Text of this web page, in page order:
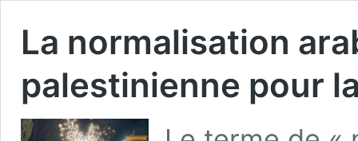
La normalisation
palestinienne pour